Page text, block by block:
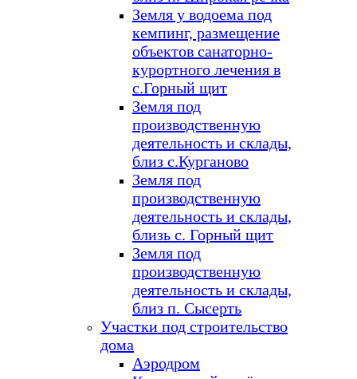
Земля у водоема под
кемпинг, размещение
объектов санаторно-
курортного лечения в
с.Горный щит
Земля под
производственную
деятельность и склады,
близ с.Курганово
Земля под
производственную
деятельность и склады,
близь с. Горный щит
Земля под
производственную
деятельность и склады,
близ п. Сысерть
Участки под строительство
дома
Аэродром